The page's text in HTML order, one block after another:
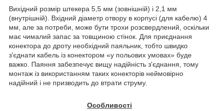
Вихідний розмір штекера 5,5 мм (зовнішній) і 2,1 мм
(внутрішній). Вхідний діаметр отвору в корпусі (для кабелю) 4
мм, але за потреби, може бути трохи розсвердлений, оскільки
має чималий запас за товщиною стінок. Для приєднання
конектора до дроту необхідний паяльник, тобто швидко
з'єднати кабель із конектором «у польових умовах» буде
важко. Паяння забезпечує вищу надійність з'єднання, тому
монтаж із використанням таких конекторів неймовірно
надійний і не призводить до втрати струму.
Особливості